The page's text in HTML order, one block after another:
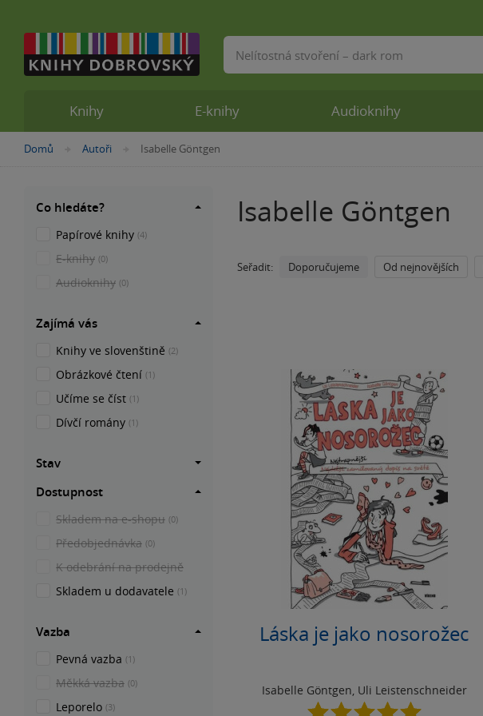
Nacházíte
Domů »Autoři »
Isabelle Göntgen
Isabelle Göntgen
Seřadit: Doporučujeme Od nejnovějších
Láska je jako nosorožec
Isabelle Göntgen Uli Leistenschneider
5.0
Co hledáte?
Papírové knihy (4)
E-knihy (0)
Audioknihy (0)
Zajímá vás
Knihy ve slovenštině (2)
Obrázkové čtení (1)
Učíme se číst (1)
Dívčí romány (1)
Stav
Dostupnost
Skladem na e-shopu (0)
Předobjednávka (0)
K odebrání na prodejně
Skladem u dodavatele (1)
Vazba
Pevná vazba (1)
Měkká vazba (0)
Leporelo (3)
Knihy E-knihy Audioknihy
Vyhledávání